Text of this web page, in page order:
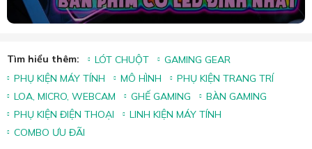
Tìm hiểu thêm: LÓT CHUỘT
GAMING GEAR
PHỤ KIỆN MÁY TÍNH
MÔ HÌNH
PHỤ KIỆN TRANG TRÍ
LOA, MICRO, WEBCAM
GHẾ GAMING
BÀN GAMING
PHỤ KIỆN ĐIỆN THOẠI
LINH KIỆN MÁY TÍNH
COMBO ƯU ĐÃI